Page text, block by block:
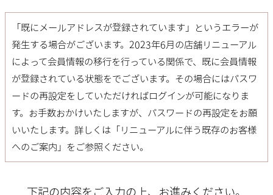
「既にメールアドレスが登録されています」というエラーが
発生する場合がございます。2023年6月の店舗リニューアル
によって会員情報の移行を行っている関係で、既に会員情報
が登録されている状態をでございます。その場合にはパスワ
ードの再設定をしていただければログインが可能になりま
す。お手数おかけいたしますが、パスワードの再設定をお願
いいたします。詳しくは「 リニューアルに伴う既存のお客様
へのご案内 」をご参照ください。
下記の内容をご入力の上、お進みください。